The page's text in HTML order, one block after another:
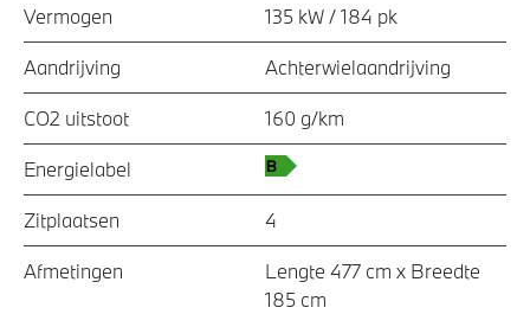
Vermogen 135 kW / 184 pk
Aandrijving Achterwielaandrijving
CO2 uitstoot 160 g/km
Energielabel
Zitplaatsen 4
Afmetingen
Lengte 477 cm x Breedte
185 cm